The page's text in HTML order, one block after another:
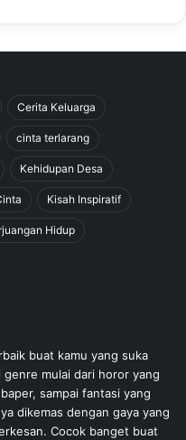
Cerita Keluarga
cinta terlarang
Kehidupan Desa
Kisah Inspiratif
Hidup
buat kamu yang suka
mulai dari horor yang
sampai fantasi yang
dikemas dengan gaya yang
Cocok banget buat